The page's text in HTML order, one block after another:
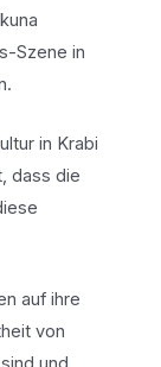
Szene in
in Krabi
dass die
auf ihre
von